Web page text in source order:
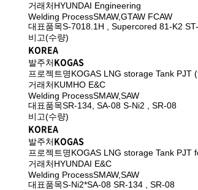
거래처HYUNDAI Engineering
Welding ProcessSMAW,GTAW FCAW
대표품목S-7018.1H , Supercored 81-K2
비고(수량)
KOREA
발주처KOGAS
프로젝트명KOGAS LNG storage Tank PJT
거래처KUMHO E&C
Welding ProcessSMAW,SAW
대표품목SR-134, SA-08 S-Ni2 , SR-08
비고(수량)
KOREA
발주처KOGAS
프로젝트명KOGAS LNG storage Tank PJT
거래처HYUNDAI E&C
Welding ProcessSMAW,SAW
대표품목S-Ni2*SA-08 SR-134 , SR-08